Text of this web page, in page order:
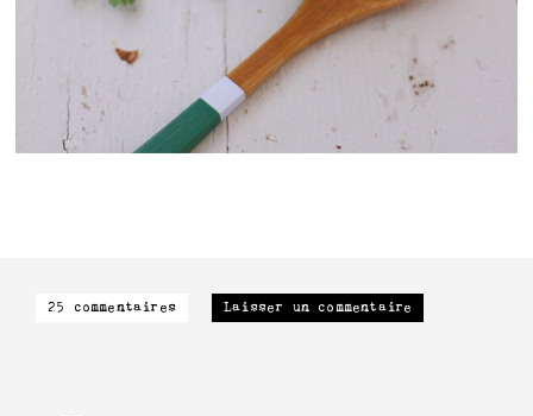
25 commentaires Laisser un commentaire